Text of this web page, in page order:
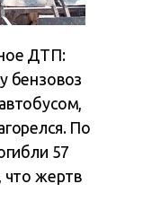
ДТП:
бензовоз
По
57
что жертв